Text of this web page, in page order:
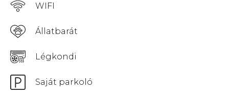
WIFI
Állatbarát
Légkondi
Saját parkoló